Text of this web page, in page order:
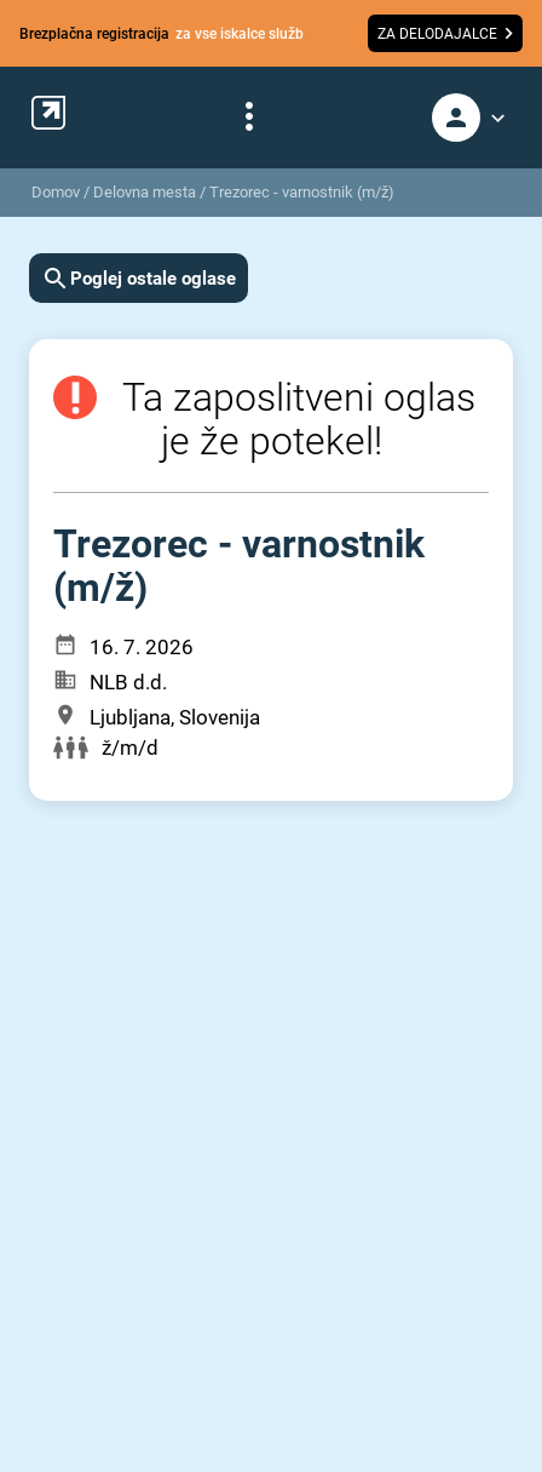
Brezplačna registracija za vse iskalce služb ZA DELODAJALCE
Domov / Delovna mesta / Trezorec - varnostnik (m/ž)
Poglej ostale oglase
Ta zaposlitveni oglas
je že potekel!
Trezorec - varnostnik
(m⁠/⁠ž)
16. 7. 2026
NLB d.d.
Ljubljana, Slovenija
ž/m/d